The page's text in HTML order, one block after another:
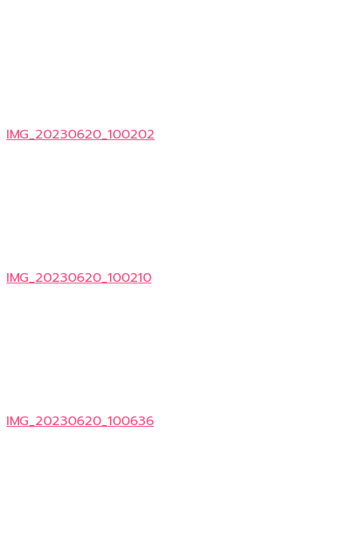
IMG_20230620_100202
IMG_20230620_100210
IMG_20230620_100636